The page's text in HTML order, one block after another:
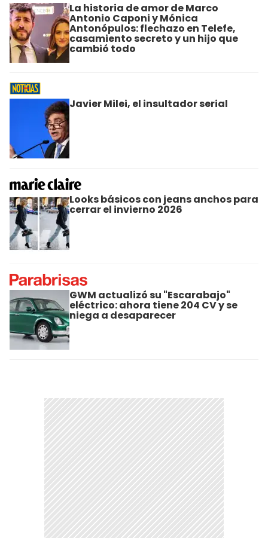
La historia de amor de Marco
Antonio Caponi y Mónica
Antonópulos: flechazo en Telefe,
casamiento secreto y un hijo que
cambió todo
Javier Milei, el insultador serial
Looks básicos con jeans anchos para
cerrar el invierno 2026
GWM actualizó su "Escarabajo"
eléctrico: ahora tiene 204 CV y se
niega a desaparecer